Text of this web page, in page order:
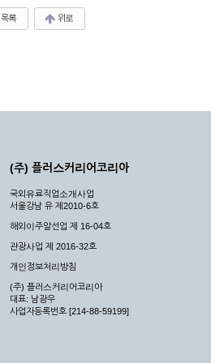
목록 위로
(주) 플러스커리어코리아
국외유료직업소개사업
서울강남 유 제2010-6호
해외이주알선업 제 16-04호
관광사업 제 2016-32호
개인정보처리방침
(주) 플러스커리어코리아
대표: 남광우
사업자등록번호 [214-88-59199]